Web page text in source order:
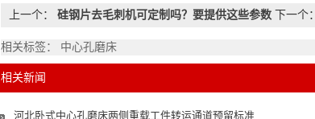
上一个： 硅钢片去毛刺机可定制吗？要提供这些参数 下一个：
相关标签： 中心孔磨床
相关新闻
河北卧式中心孔磨床两侧重载工件转运通道预留标准